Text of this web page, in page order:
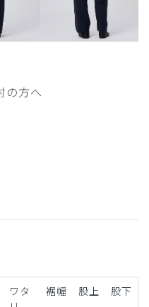
の方へ
ワタ
裾幅 股上 股下